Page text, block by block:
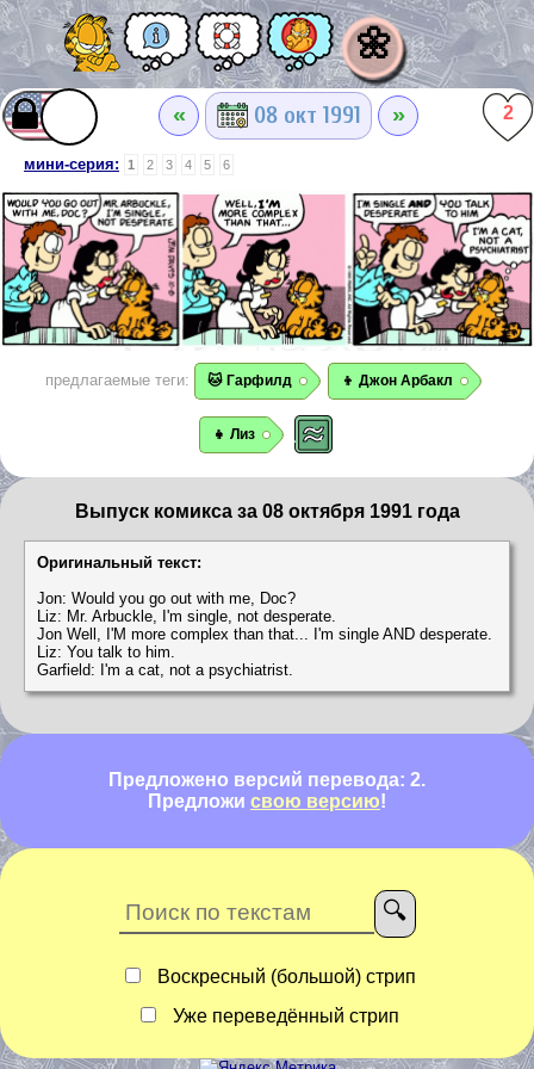
🌼
« 08 окт 1991 » 2
мини-серия: 1 2 3 4 5 6
предлагаемые теги: 🐱 Гарфилд 👦 Джон Арбакл
👧 Лиз
Выпуск комикса за 08 октября 1991 года
Оригинальный текст:
Jon: Would you go out with me, Doc?
Liz: Mr. Arbuckle, I'm single, not desperate.
Jon Well, I'M more complex than that... I'm single AND desperate.
Liz: You talk to him.
Garfield: I'm a cat, not a psychiatrist.
Предложено версий перевода: 2.
Предложи свою версию!
Воскресный (большой) стрип
Уже переведённый стрип